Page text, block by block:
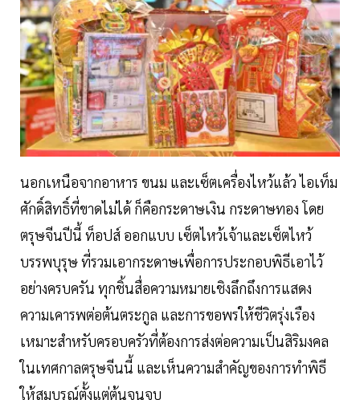
นอกเหนือจากอาหาร ขนม และเซ็ตเครื่องไหว้แล้ว ไอเท็ม
ศักดิ์สิทธิ์ที่ขาดไม่ได้ ก็คือกระดาษเงิน กระดาษทอง โดย
ตรุษจีนปีนี้ ท็อปส์ ออกแบบ เซ็ตไหว้เจ้าและเซ็ตไหว้
บรรพบุรุษ ที่รวมเอากระดาษเพื่อการประกอบพิธีเอาไว้
อย่างครบครัน ทุกชิ้นสื่อความหมายเชิงลึกถึงการแสดง
ความเคารพต่อต้นตระกูล และการขอพรให้ชีวิตรุ่งเรือง
เหมาะสำหรับครอบครัวที่ต้องการส่งต่อความเป็นสิริมงคล
ในเทศกาลตรุษจีนนี้ และเห็นความสำคัญของการทำพิธี
ให้สมบูรณ์ตั้งแต่ต้นจนจบ